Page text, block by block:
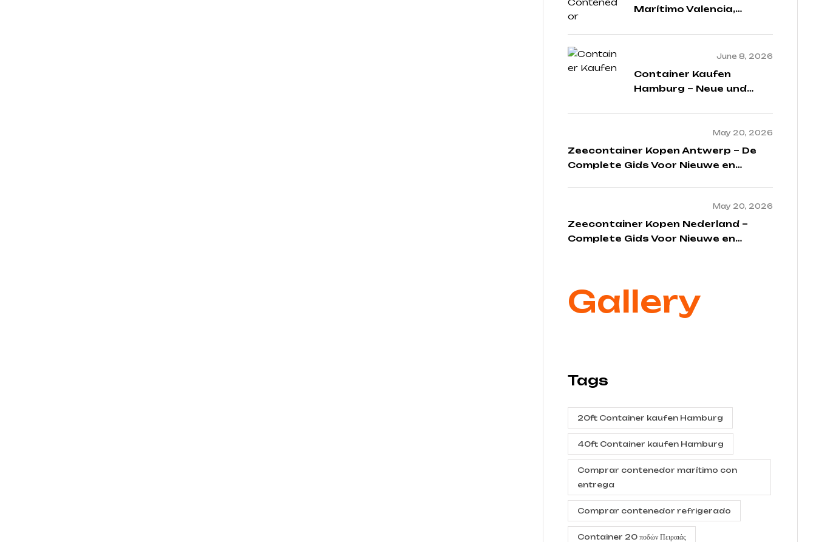
Marítimo Valencia,
para Comprar
Contenedores Nuevos y
June 8, 2026
Container Kaufen
Hamburg – Neue und
Seecontainer in
May 20, 2026
Zeecontainer Kopen Antwerp – De
Complete Gids Voor Nieuwe en
May 20, 2026
Zeecontainer Kopen Nederland –
Complete Gids Voor Nieuwe en
Gallery
Tags
20ft Container kaufen Hamburg
40ft Container kaufen Hamburg
Comprar contenedor marítimo con
entrega
Comprar contenedor refrigerado
Container 20 ποδών Πειραιάς